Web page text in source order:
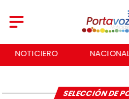
NOTICIERO
SELECCIÓN DE